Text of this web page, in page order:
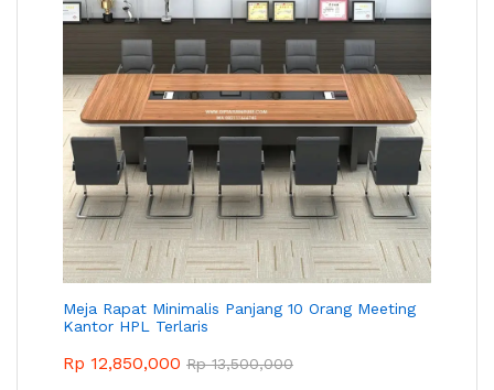
Meja Rapat Minimalis Panjang 10 Orang Meeting
Kantor HPL Terlaris
Rp 12,850,000 Rp13,500,000